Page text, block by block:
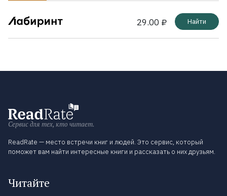
29.00 ₽ Найти
Сервис для тех, кто читает.
ReadRate — место встречи книг и людей. Это сервис, который
поможет вам найти интересные книги и рассказать о них друзьям.
Читайте